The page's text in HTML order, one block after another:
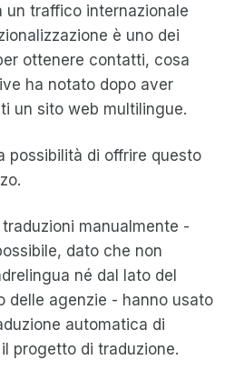
un traffico internazionale
è uno dei
ottenere contatti, cosa
ha notato dopo aver
un sito web multilingue.
possibilità di offrire questo
manualmente -
dato che non
né dal lato del
delle agenzie - hanno usato
automatica di
progetto di traduzione.